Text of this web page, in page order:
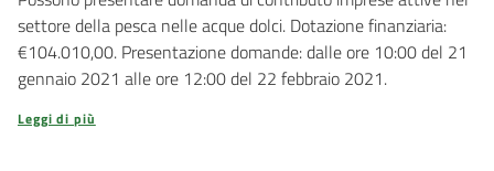
settore della pesca nelle acque dolci. Dotazione finanziaria:
€104.010,00. Presentazione domande: dalle ore 10:00 del 21
gennaio 2021 alle ore 12:00 del 22 febbraio 2021.
Leggi di più